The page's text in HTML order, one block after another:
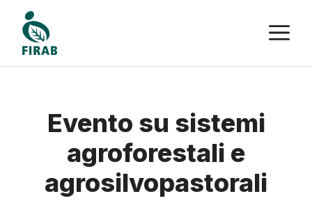
contenuto
Evento su sistemi
agroforestali e
agrosilvopastorali